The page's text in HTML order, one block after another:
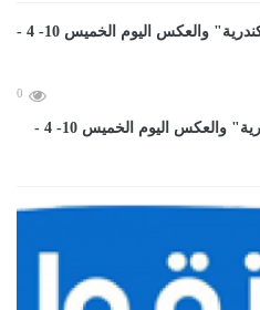
0
مواعيد قطارات "القاهرة - الإسكندرية" والعكس اليوم الخميس 10- 4 -